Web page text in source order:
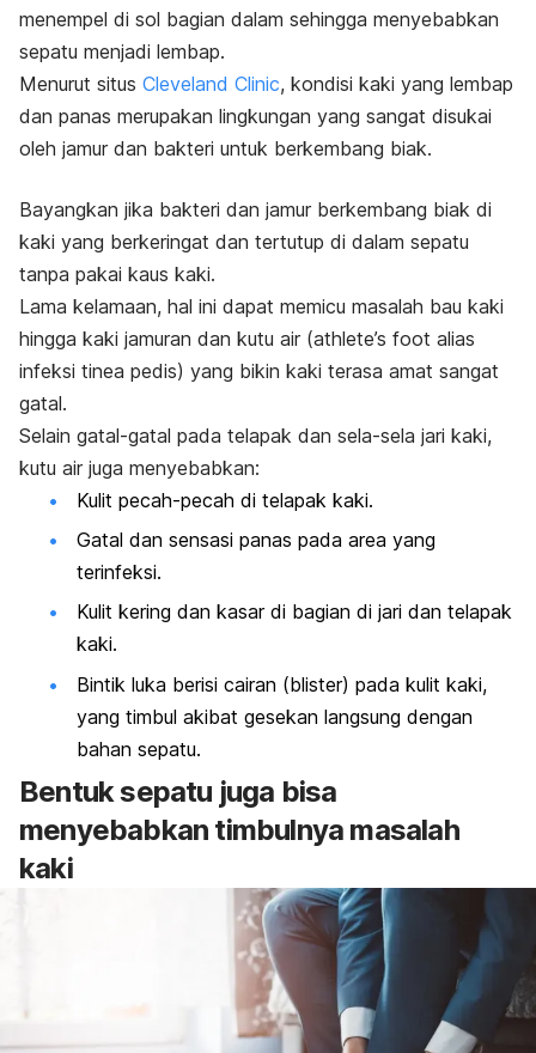
menempel di sol bagian dalam sehingga menyebabkan
sepatu menjadi lembap.
Menurut situs Cleveland Clinic, kondisi kaki yang lembap
dan panas merupakan lingkungan yang sangat disukai
oleh jamur dan bakteri untuk berkembang biak.
Bayangkan jika bakteri dan jamur berkembang biak di
kaki yang berkeringat dan tertutup di dalam sepatu
tanpa pakai kaus kaki.
Lama kelamaan, hal ini dapat memicu masalah bau kaki
hingga kaki jamuran dan kutu air (athlete’s foot alias
infeksi tinea pedis) yang bikin kaki terasa amat sangat
gatal.
Selain gatal-gatal pada telapak dan sela-sela jari kaki,
kutu air juga menyebabkan:
Kulit pecah-pecah di telapak kaki.
Gatal dan sensasi panas pada area yang
terinfeksi.
Kulit kering dan kasar di bagian di jari dan telapak
kaki.
Bintik luka berisi cairan (blister) pada kulit kaki,
yang timbul akibat gesekan langsung dengan
bahan sepatu.
Bentuk sepatu juga bisa
menyebabkan timbulnya masalah
kaki